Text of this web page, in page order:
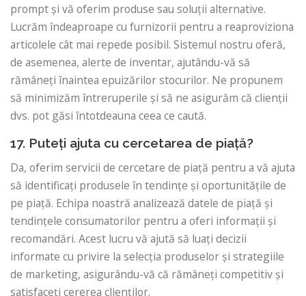
prompt și vă oferim produse sau soluții alternative.
Lucrăm îndeaproape cu furnizorii pentru a reaproviziona
articolele cât mai repede posibil. Sistemul nostru oferă,
de asemenea, alerte de inventar, ajutându-vă să
rămâneți înaintea epuizărilor stocurilor. Ne propunem
să minimizăm întreruperile și să ne asigurăm că clienții
dvs. pot găsi întotdeauna ceea ce caută.
17. Puteți ajuta cu cercetarea de piață?
Da, oferim servicii de cercetare de piață pentru a vă ajuta
să identificați produsele în tendințe și oportunitățile de
pe piață. Echipa noastră analizează datele de piață și
tendințele consumatorilor pentru a oferi informații și
recomandări. Acest lucru vă ajută să luați decizii
informate cu privire la selecția produselor și strategiile
de marketing, asigurându-vă că rămâneți competitiv și
satisfaceți cererea clienților.